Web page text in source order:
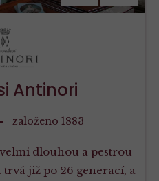
Antinori
založeno 1883
dlouhou a pestrou
již po 26 generací, a